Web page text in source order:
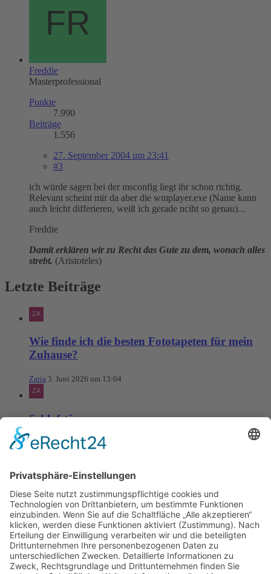
Freddie
Masterprofessional
Punkte
7.990
Beiträge
1.556
27. September 2004 um 23:41
#3
ich würde sagen bei der msconfig liegt ihr schon richtig.
Relevant scheint mir da aber die wmplayer.exe (Name kann
auch leicht differieren, weiß ich gerade nciht so genau)...
Freddie
Damit erklären wir zu Recht das Gute zu dem, wonach alles
strebt. (Aristoteles)
Letzte Beiträge
Wie finde ich die besten Fototapeten für mein
Zuhause?
Zaria 3. Juni 2026 um 13:04
Schlafstörungen
Zaria 3. Juni 2026 um 13:03
Ms word to PDF
Manuellsen 28. Mai 2026 um 10:31
Künstliche Intelligenz in der
Plattformentwicklung